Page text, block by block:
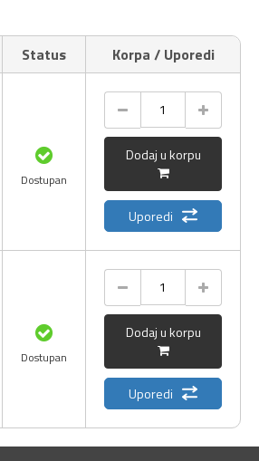
Status Korpa / Uporedi
Dostupan
Dodaj u korpu
Uporedi
Dostupan
Dodaj u korpu
Uporedi